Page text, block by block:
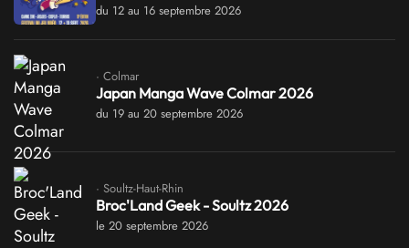
du 12 au 16 septembre 2026
· Colmar
Japan Manga Wave Colmar 2026
du 19 au 20 septembre 2026
· Soultz-Haut-Rhin
Broc'Land Geek - Soultz 2026
le 20 septembre 2026